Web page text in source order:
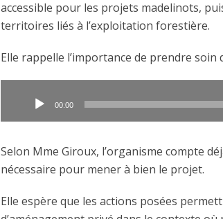
accessible pour les projets madelinots,
territoires liés à l’exploitation forestière.
Elle rappelle l’importance de prendre soin
00:00
Selon Mme Giroux, l’organisme compte
nécessaire pour mener à bien le projet.
Elle espère que les actions posées